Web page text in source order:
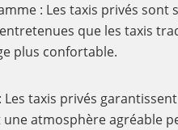
: Les taxis privés sont
que les taxis
plus confortable.
Les taxis privés
atmosphère agréable